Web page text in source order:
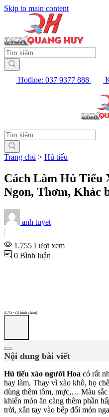
Skip to main content
Hotline: 037 9377 888
Trang chủ > Hủ tiếu
Cách Làm Hủ Tiếu
Ngon, Thơm, Khác
anh tuyet
1.755 Lượt xem
0 Bình luận
3.7/5 - (3 bình chọn)
Nội dung bài viết
Hủ tiếu xào người Hoa có rất
hay làm. Thay vì xào khô, họ
dùng thêm tôm, mực,… Màu sắc
khiến món ăn càng thêm phần
trời, xắn tay vào bếp đổi món